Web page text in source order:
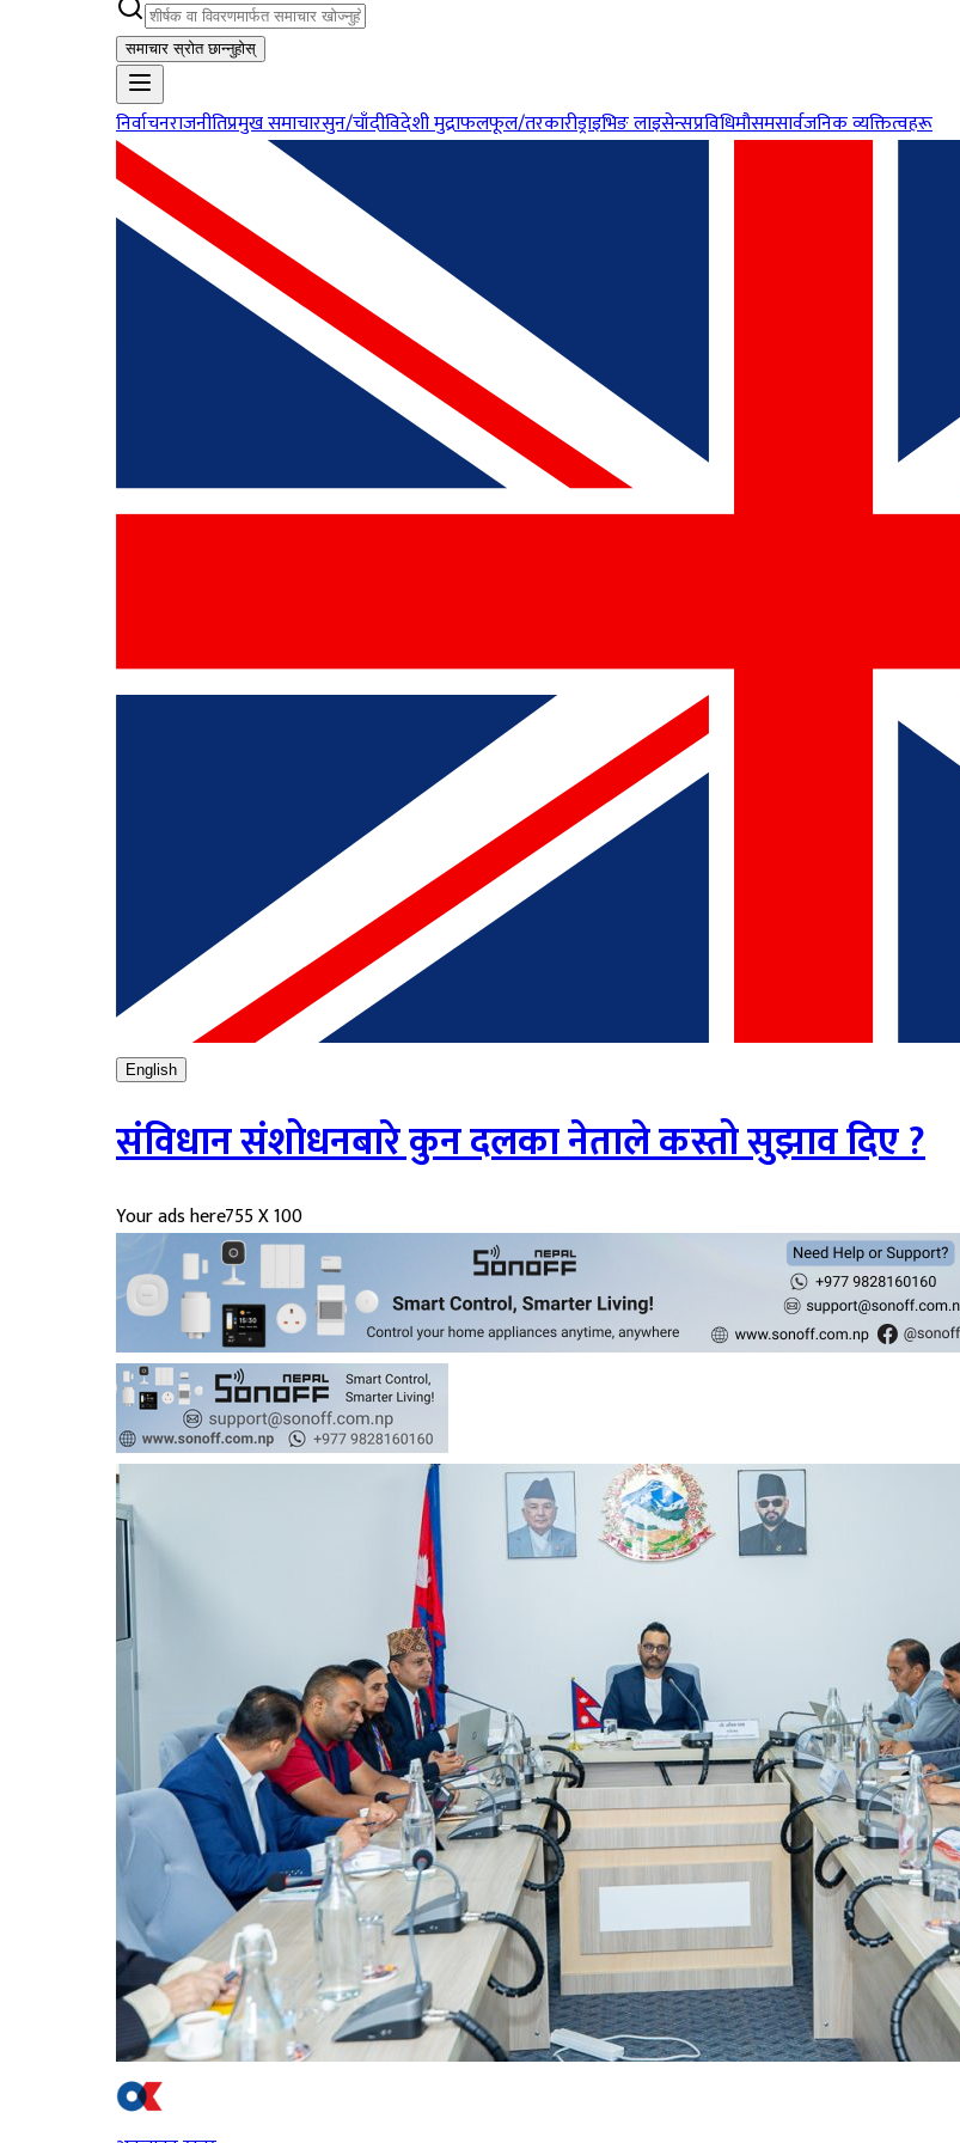
समाचार स्रोत छान्नुहोस्
निर्वाचनराजनीतिप्रमुख समाचारसुन/चाँदीविदेशी मुद्राफलफूल/तरकारीड्राइभिङ लाइसेन्सप्रविधिमौसमसार्वजनिक व्यक्तित्वहरू
English
संविधान संशोधनबारे कुन दलका नेताले कस्तो सुझाव दिए ?
Your ads here755 X 100